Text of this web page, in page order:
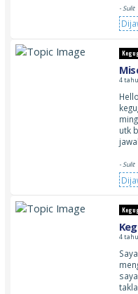
- Sulit
4
utk
- Sulit
4